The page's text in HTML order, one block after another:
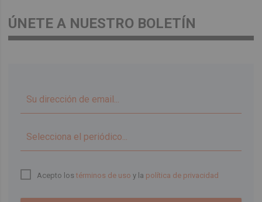
ÚNETE A NUESTRO BOLETÍN
Acepto lostérminos de uso y la política de privacidad